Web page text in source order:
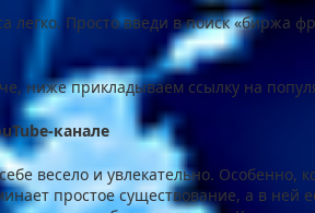
легко. Просто введи в поиск «биржа
ниже прикладываем ссылку на
канале
весело и увлекательно. Особенно,
простое существование, а в ней